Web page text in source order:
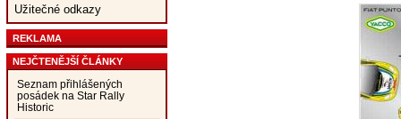
Užitečné odkazy
REKLAMA
NEJČTENĚJŠÍ ČLÁNKY
Seznam přihlášených
posádek na Star Rally
Historic